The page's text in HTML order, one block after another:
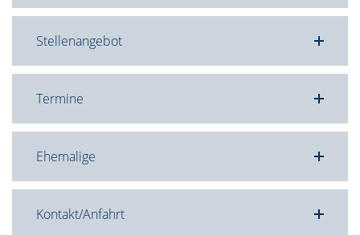
Stellenangebot
Termine
Ehemalige
Kontakt/Anfahrt